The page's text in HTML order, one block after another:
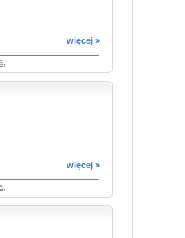
więcej »
więcej »